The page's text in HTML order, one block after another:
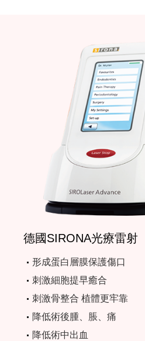
德國SIRONA光療雷射
形成蛋白層膜保護傷口
刺激細胞提早癒合
刺激骨整合 植體更牢靠
降低術後腫、脹、痛
降低術中出血